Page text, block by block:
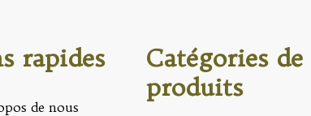
rapides
de nous
Catégories de
produits